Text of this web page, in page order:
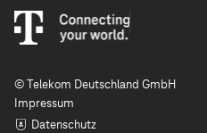
© Telekom Deutschland GmbH
Impressum
Datenschutz